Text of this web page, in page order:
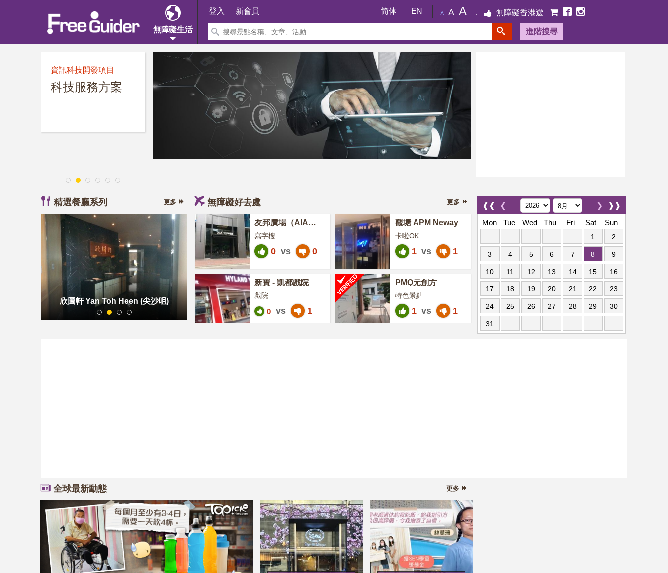
無障礙生活
登入 新會員 简体 EN A A A 無障礙香港遊
進階搜尋
資訊科技開發項目
科技服務方案
1 2 3 4 5 6
精選餐廳系列 更多
欣圖軒 Yan Toh Heen (尖沙咀)
1
2 3 4
無障礙好去處 更多
友邦廣場（AIA
Tower）
寫字樓
0 vs 0
觀塘 APM Neway
卡啦OK
1 vs 1
新寶 - 凱都戲院
戲院
0 vs 1
PMQ元創方
特色景點
1 vs 1
❰❰ ❮ ❱❱
❯
Mon
Tue Wed Thu Fri Sat Sun
1 2
3 4 5 6 7 8 9
10 11 12 13 14 15 16
17 18 19 20 21 22 23
24 25 26 27 28 29 30
31
全球最新動態 更多